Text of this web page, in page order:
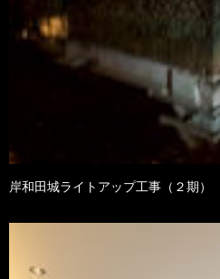
岸和田城ライトアップ工事（２期）